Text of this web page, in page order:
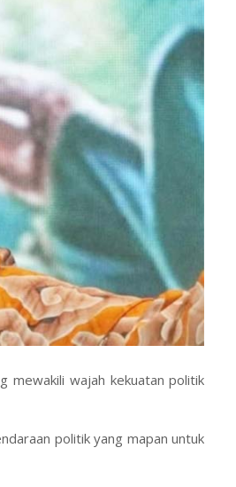
mewakili wajah kekuatan politik
politik yang mapan untuk